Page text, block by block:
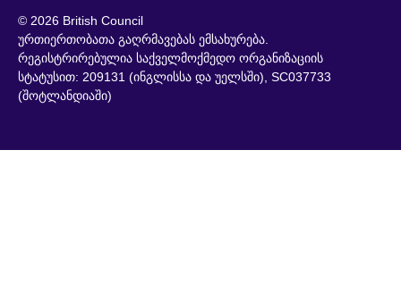
© 2026 British Council
ურთიერთობათა გაღრმავებას ემსახურება.
რეგისტრირებულია საქველმოქმედო ორგანიზაციის
სტატუსით: 209131 (ინგლისსა და უელსში), SC037733
(შოტლანდიაში)